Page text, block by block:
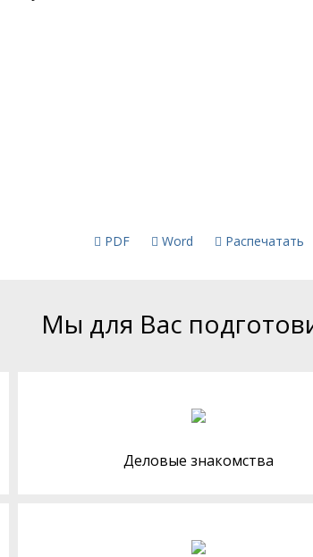
PDF Word Распечатать
Мы для Вас
Деловые знакомства